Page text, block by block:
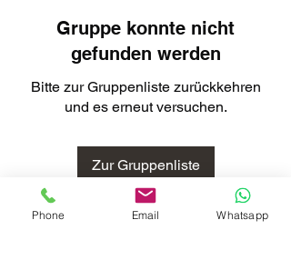
Gruppe konnte nicht
gefunden werden
Bitte zur Gruppenliste zurückkehren
und es erneut versuchen.
Zur Gruppenliste
Phone Email Whatsapp